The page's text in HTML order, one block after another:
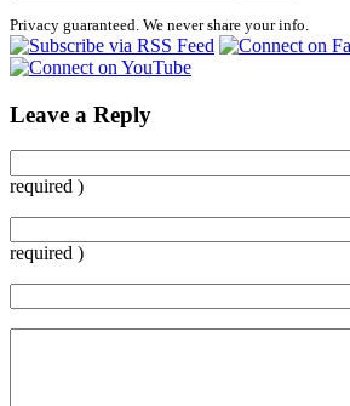
Privacy guaranteed. We never share your info.
Leave a Reply
required )
required )